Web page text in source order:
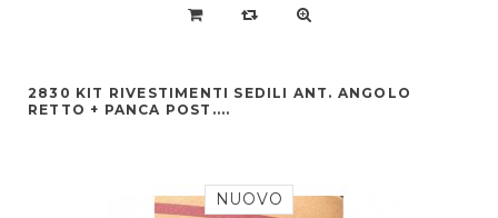
2830 KIT RIVESTIMENTI SEDILI ANT. ANGOLO
RETTO + PANCA POST....
NUOVO